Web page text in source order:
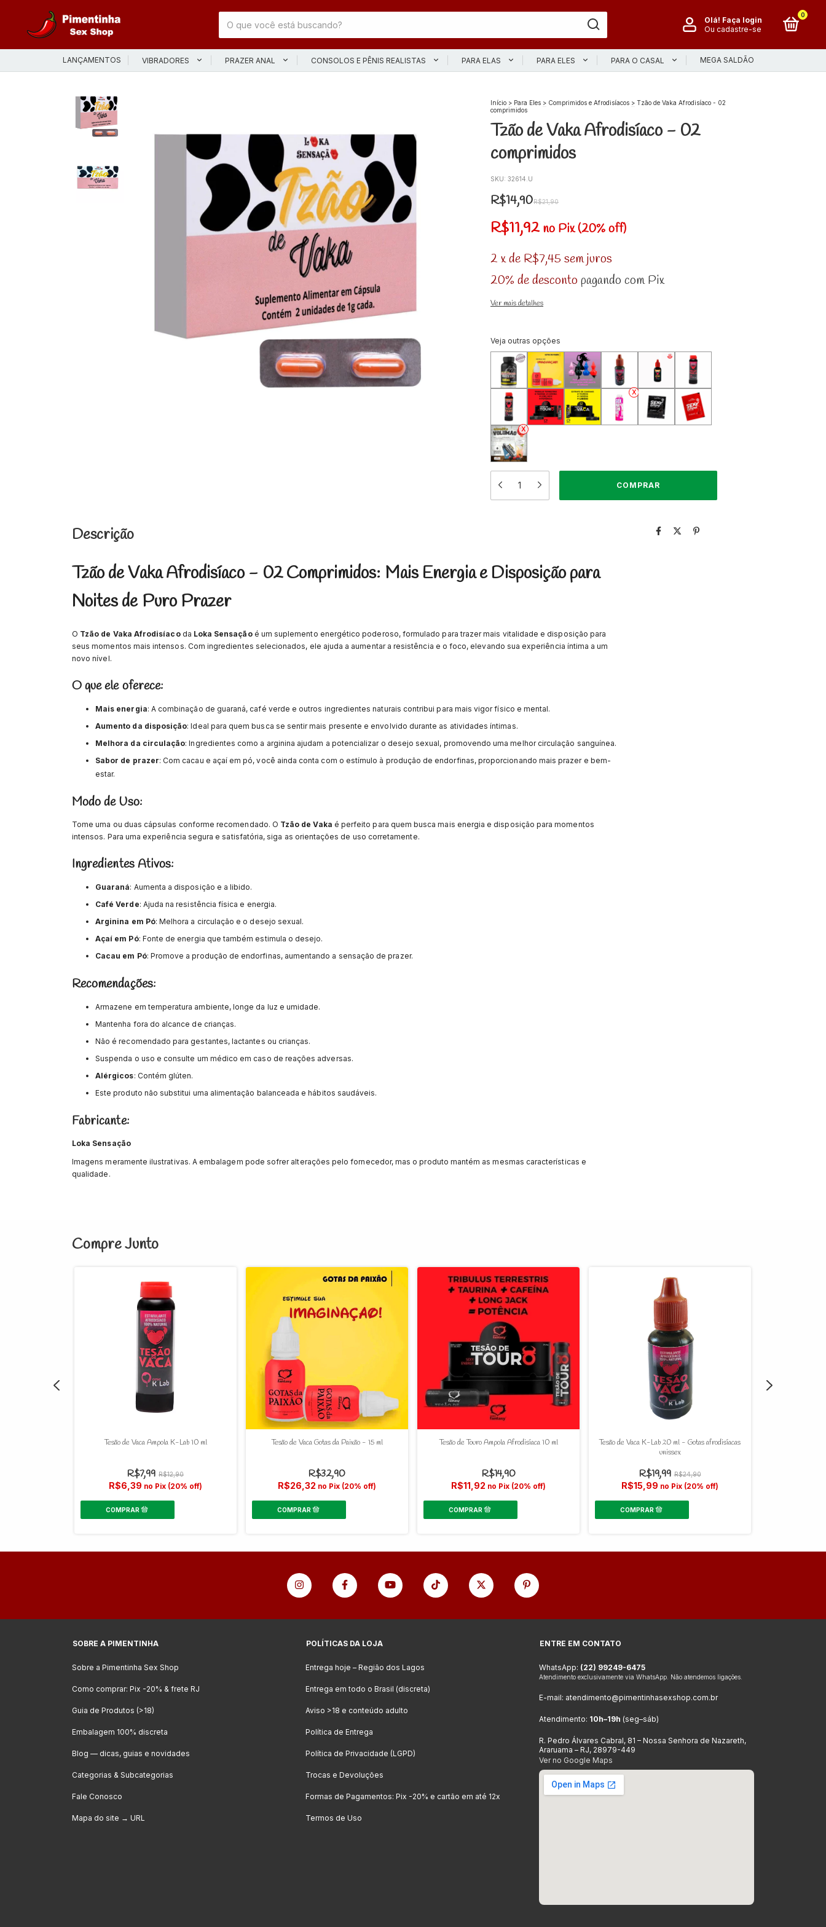
Olá! Faça login
Ou cadastre-se
0
LANÇAMENTOS VIBRADORES PRAZER ANAL CONSOLOS E PÊNIS REALISTAS PARA ELAS PARA ELES PARA O CASAL MEGA SALDÃO
Início > Para Eles > Comprimidos e Afrodisíacos > Tzão de Vaka Afrodisíaco - 02
comprimidos
Tzão de Vaka Afrodisíaco - 02
comprimidos
SKU: 32614.U
R$14,90R$21,90
R$11,92 no Pix (20% off)
2 xde R$7,45 sem juros
20% de desconto pagando com Pix
Ver mais detalhes
Veja outras opções
Descrição
Tzão de Vaka Afrodisíaco - 02 Comprimidos: Mais Energia e Disposição para
Noites de Puro Prazer
O Tzão de Vaka Afrodisíacoda Loka Sensaçãoé um suplemento energético poderoso, formulado para trazer mais vitalidade e disposição para
seus momentos mais intensos. Com ingredientes selecionados, ele ajuda a aumentar a resistência e o foco, elevando sua experiência íntima a um
novo nível.
O que ele oferece:
Mais energia: A combinação de guaraná, café verde e outros ingredientes naturais contribui para mais vigor físico e mental.
Aumento da disposição: Ideal para quem busca se sentir mais presente e envolvido durante as atividades íntimas.
Melhora da circulação: Ingredientes como a arginina ajudam a potencializar o desejo sexual, promovendo uma melhor circulação sanguínea.
Sabor de prazer: Com cacau e açaí em pó, você ainda conta com o estímulo à produção de endorfinas, proporcionando mais prazer e bem-
estar.
Modo de Uso:
Tome uma ou duas cápsulas conforme recomendado. O Tzão de Vaka é perfeito para quem busca mais energia e disposição para momentos
intensos. Para uma experiência segura e satisfatória, siga as orientações de uso corretamente.
Ingredientes Ativos:
Guaraná: Aumenta a disposição e a libido.
Café Verde: Ajuda na resistência física e energia.
Arginina em Pó: Melhora a circulação e o desejo sexual.
Açaí em Pó: Fonte de energia que também estimula o desejo.
Cacau em Pó: Promove a produção de endorfinas, aumentando a sensação de prazer.
Recomendações:
Armazene em temperatura ambiente, longe da luz e umidade.
Mantenha fora do alcance de crianças.
Não é recomendado para gestantes, lactantes ou crianças.
Suspenda o uso e consulte um médico em caso de reações adversas.
Alérgicos: Contém glúten.
Este produto não substitui uma alimentação balanceada e hábitos saudáveis.
Fabricante:
Loka Sensação
Imagens meramente ilustrativas. A embalagem pode sofrer alterações pelo fornecedor, mas o produto mantém as mesmas características e
qualidade.
Compre Junto
Tesão de Vaca Ampola K-Lab 10 ml
R$7,99 R$12,90
R$6,39 no Pix (20% off)
Tesão de Vaca Gotas da Paixão - 15 ml
R$32,90
R$26,32 no Pix (20% off)
Tesão de Touro Ampola Afrodisíaca 10 ml
R$14,90
R$11,92 no Pix (20% off)
Tesão de Vaca K-Lab 20 ml - Gotas afrodisíacas
unissex
R$19,99 R$24,90
R$15,99 no Pix (20% off)
SOBRE A PIMENTINHA
Sobre a Pimentinha Sex Shop
Como comprar: Pix -20% & frete RJ
Guia de Produtos (>18)
Embalagem 100% discreta
Blog — dicas, guias e novidades
Categorias & Subcategorias
Fale Conosco
Mapa do site → URL
POLÍTICAS DA LOJA
Entrega hoje – Região dos Lagos
Entrega em todo o Brasil (discreta)
Aviso >18 e conteúdo adulto
Política de Entrega
Política de Privacidade (LGPD)
Trocas e Devoluções
Formas de Pagamentos: Pix -20% e cartão em até 12x
Termos de Uso
ENTRE EM CONTATO
WhatsApp: (22) 99249-6475
Atendimento exclusivamente via WhatsApp. Não atendemos ligações.
E-mail: atendimento@pimentinhasexshop.com.br
Atendimento: 10h–19h (seg–sáb)
R. Pedro Álvares Cabral, 81 – Nossa Senhora de Nazareth,
Araruama – RJ, 28979-449
Ver no Google Maps